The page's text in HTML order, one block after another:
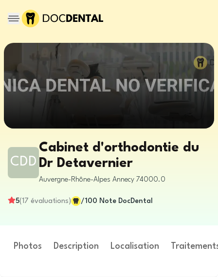
CDD
Cabinet d'orthodontie du
Dr Detavernier
Auvergne-Rhône-Alpes Annecy 74000.0
5(17 évaluations) /100 Note DocDental
Photos Description Localisation